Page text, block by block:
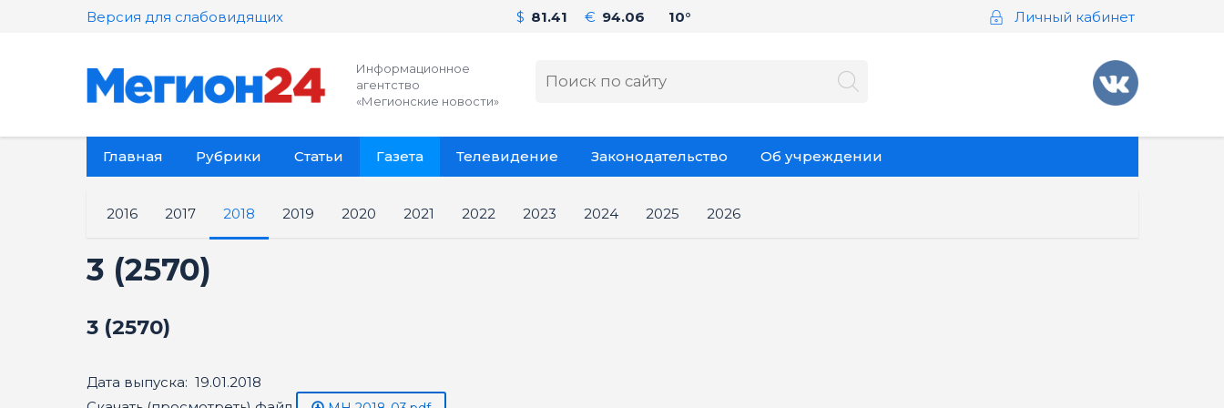
Версия для слабовидящих $ 81.41 € 94.06 10° Личный кабинет
Информационное
агентство
«Мегионские новости»
Главная Рубрики Статьи Газета Телевидение Законодательство Об учреждении
2016 2017 2018 2019 2020 2021 2022 2023 2024 2025 2026
3 (2570)
3 (2570)
Дата выпуска: 19.01.2018